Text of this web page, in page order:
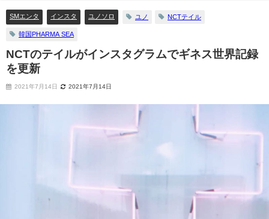
SMエンタ インスタ ユノソロ ユノ NCTテイル
韓国PHARMA SEA
NCTのテイルがインスタグラムでギネス世界記録
を更新
2021年7月14日 2021年7月14日